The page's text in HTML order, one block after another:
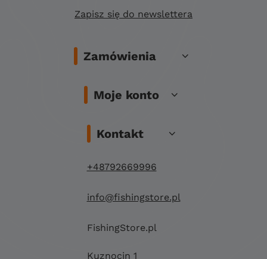
Zapisz się do newslettera
Zamówienia
Moje konto
Kontakt
+48792669996
info@fishingstore.pl
FishingStore.pl
Kuznocin 1